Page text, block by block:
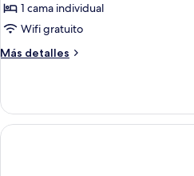
1 cama individual
Wifi gratuito
Más detalles
Más
básica,
habitación